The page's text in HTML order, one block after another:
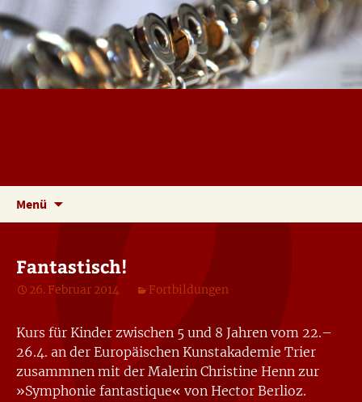
Christoph Riemenschneider
Musik und Querflötenunterricht in Trier
Menü
Fantastisch!
26. Februar 2014 Fortbildungen
Kurs für Kinder zwischen 5 und 8 Jahren vom 22.–
26.4. an der Europäischen Kunstakademie Trier
zusammnen mit der Malerin Christine Henn zur
»Symphonie fantastique« von Hector Berlioz.